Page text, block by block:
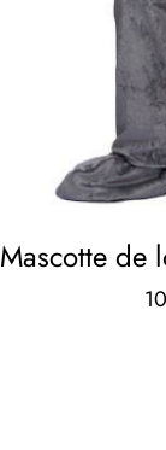
Mascotte de